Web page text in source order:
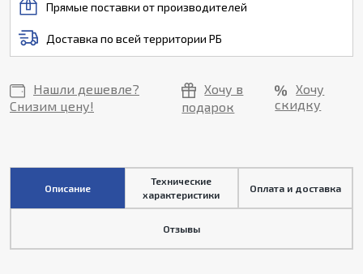
Прямые поставки от производителей
Доставка по всей территории РБ
Нашли дешевле?
Снизим цену!
Хочу в
подарок
Хочу
скидку
Описание
Технические
характеристики
Оплата и доставка
Отзывы